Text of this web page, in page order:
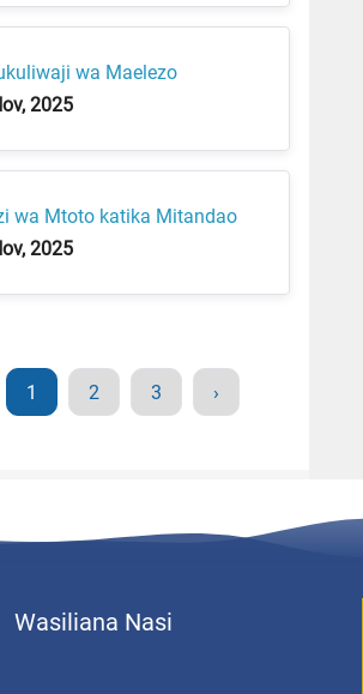
wa Maelezo
2025
wa Mtoto katika Mitandao
2025
1 2 3 ›
Wasiliana Nasi